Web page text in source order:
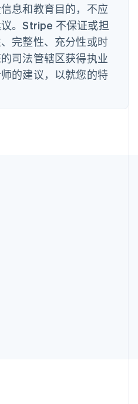
息和教育目的，不应
。Stripe 不保证或担
完整性、充分性或时
司法管辖区获得执业
的建议，以就您的特